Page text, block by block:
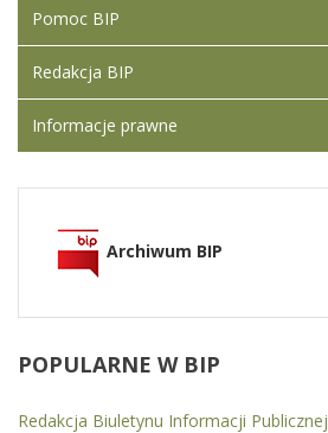
Pomoc BIP
Redakcja BIP
Informacje prawne
Archiwum BIP
POPULARNE W BIP
Redakcja Biuletynu Informacji Publicznej